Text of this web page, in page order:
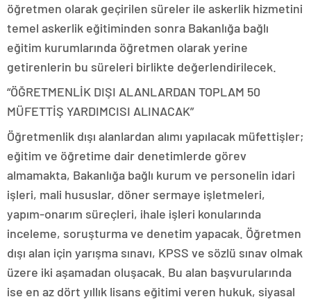
öğretmen olarak geçirilen süreler ile askerlik hizmetini
temel askerlik eğitiminden sonra Bakanlığa bağlı
eğitim kurumlarında öğretmen olarak yerine
getirenlerin bu süreleri birlikte değerlendirilecek.
“ÖĞRETMENLİK DIŞI ALANLARDAN TOPLAM 50
MÜFETTİŞ YARDIMCISI ALINACAK”
Öğretmenlik dışı alanlardan alımı yapılacak müfettişler;
eğitim ve öğretime dair denetimlerde görev
almamakta, Bakanlığa bağlı kurum ve personelin idari
işleri, mali hususlar, döner sermaye işletmeleri,
yapım-onarım süreçleri, ihale işleri konularında
inceleme, soruşturma ve denetim yapacak. Öğretmen
dışı alan için yarışma sınavı, KPSS ve sözlü sınav olmak
üzere iki aşamadan oluşacak. Bu alan başvurularında
ise en az dört yıllık lisans eğitimi veren hukuk, siyasal